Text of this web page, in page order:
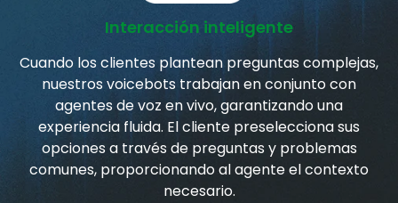
Interacción inteligente
Cuando los clientes plantean preguntas complejas,
nuestros voicebots trabajan en conjunto con
agentes de voz en vivo, garantizando una
experiencia fluida. El cliente preselecciona sus
opciones a través de preguntas y problemas
comunes, proporcionando al agente el contexto
necesario.